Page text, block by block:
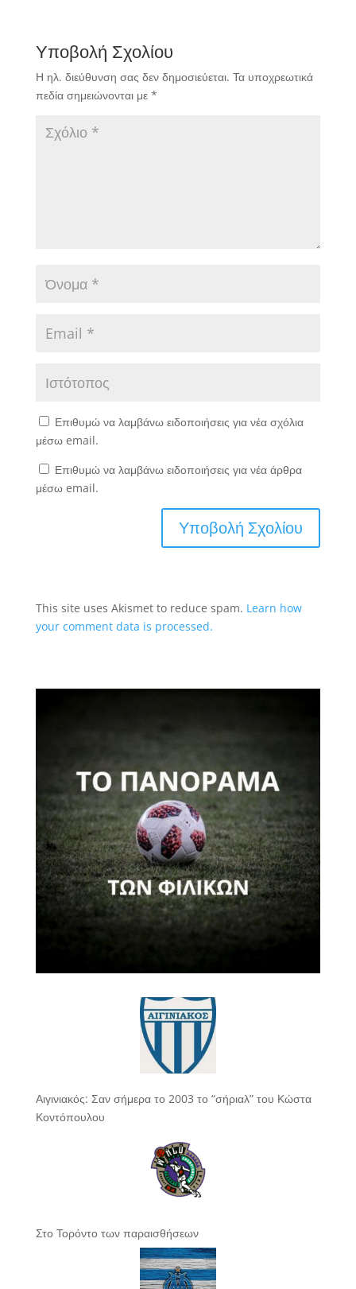
Υποβολή Σχολίου
Η ηλ. διεύθυνση σας δεν δημοσιεύεται. Τα υποχρεωτικά
πεδία σημειώνονται με *
Επιθυμώ να λαμβάνω ειδοποιήσεις για νέα σχόλια
μέσω email.
Επιθυμώ να λαμβάνω ειδοποιήσεις για νέα άρθρα
μέσω email.
This site uses Akismet to reduce spam. Learn how
your comment data is processed.
Αιγινιακός: Σαν σήμερα το 2003 το “σήριαλ” του Κώστα
Κοντόπουλου
Στο Τορόντο των παραισθήσεων